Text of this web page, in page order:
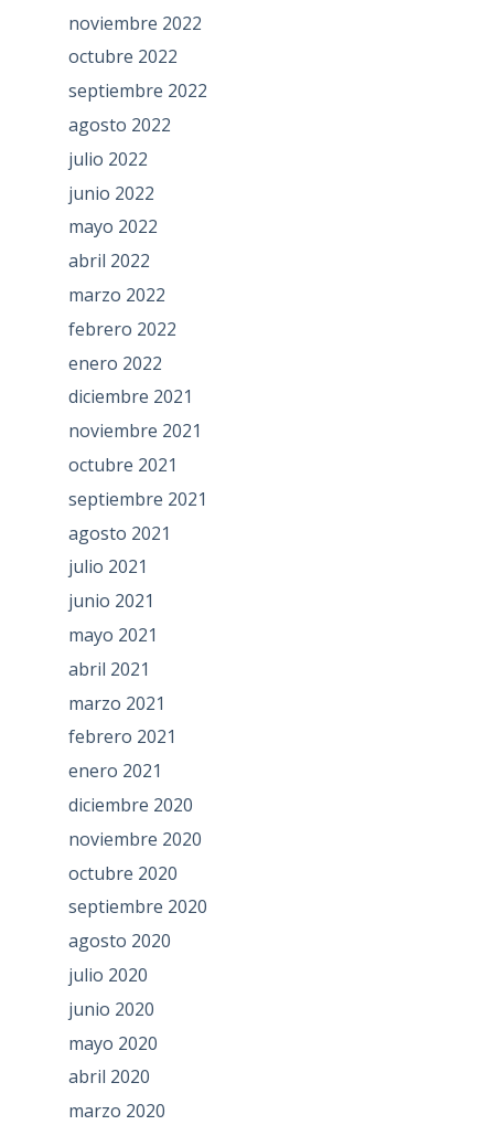
noviembre 2022
octubre 2022
septiembre 2022
agosto 2022
julio 2022
junio 2022
mayo 2022
abril 2022
marzo 2022
febrero 2022
enero 2022
diciembre 2021
noviembre 2021
octubre 2021
septiembre 2021
agosto 2021
julio 2021
junio 2021
mayo 2021
abril 2021
marzo 2021
febrero 2021
enero 2021
diciembre 2020
noviembre 2020
octubre 2020
septiembre 2020
agosto 2020
julio 2020
junio 2020
mayo 2020
abril 2020
marzo 2020